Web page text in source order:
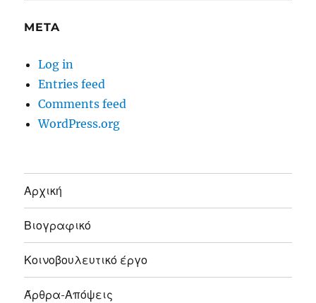
META
Log in
Entries feed
Comments feed
WordPress.org
Αρχική
Βιογραφικό
Κοινοβουλευτικό έργο
Άρθρα-Απόψεις